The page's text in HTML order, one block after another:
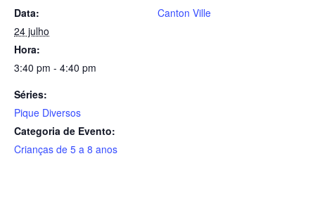
Data:
24 julho
Hora:
3:40 pm - 4:40 pm
Séries:
Pique Diversos
Categoria de Evento:
Crianças de 5 a 8 anos
Canton Ville